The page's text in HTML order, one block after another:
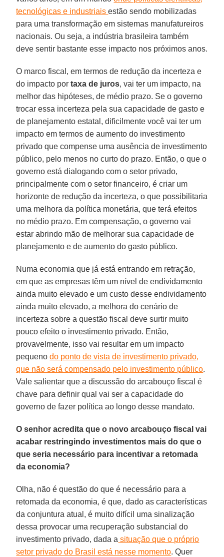
tecnológicas e industriaisestão sendo mobilizadas
para uma transformação em sistemas manufatureiros
nacionais. Ou seja, a indústria brasileira também
deve sentir bastante esse impacto nos próximos anos.
O marco fiscal, em termos de redução da incerteza e
do impacto por taxa de juros, vai ter um impacto, na
melhor das hipóteses, de médio prazo. Se o governo
trocar essa incerteza pela sua capacidade de gasto e
de planejamento estatal, dificilmente você vai ter um
impacto em termos de aumento do investimento
privado que compense uma ausência de investimento
público, pelo menos no curto do prazo. Então, o que o
governo está dialogando com o setor privado,
principalmente com o setor financeiro, é criar um
horizonte de redução da incerteza, o que possibilitaria
uma melhora da política monetária, que terá efeitos
no médio prazo. Em compensação, o governo vai
estar abrindo mão de melhorar sua capacidade de
planejamento e de aumento do gasto público.
Numa economia que já está entrando em retração,
em que as empresas têm um nível de endividamento
ainda muito elevado e um custo desse endividamento
ainda muito elevado, a melhora do cenário de
incerteza sobre a questão fiscal deve surtir muito
pouco efeito o investimento privado. Então,
provavelmente, isso vai resultar em um impacto
pequenodo ponto de vista de investimento privado,
que não será compensado pelo investimento público.
Vale salientar que a discussão do arcabouço fiscal é
chave para definir qual vai ser a capacidade do
governo de fazer política ao longo desse mandato.
O senhor acredita que o novo arcabouço fiscal vai
acabar restringindo investimentos mais do que o
que seria necessário para incentivar a retomada
da economia?
Olha, não é questão do que é necessário para a
retomada da economia, é que, dado as características
da conjuntura atual, é muito difícil uma sinalização
dessa provocar uma recuperação substancial do
investimento privado, dada a situação que o próprio
setor privado do Brasil está nesse momento. Quer